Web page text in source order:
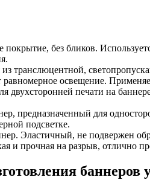
покрытие, без бликов.
транслюцентной,
равномерное освещение.
двухсторонней печати на
предназначенный для
подсветке.
Эластичный, не подвержен
и прочная на разрыв, отлично
баннеров